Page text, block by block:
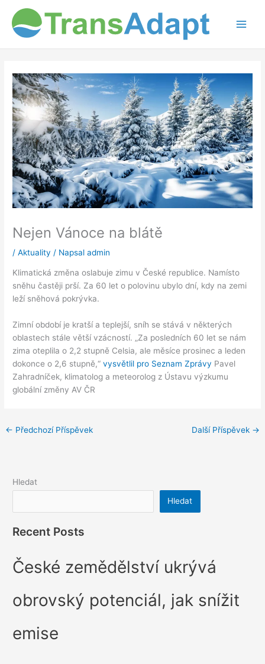
obsah
Nejen Vánoce na blátě
/Aktuality / Napsaladmin
Klimatická změna oslabuje zimu v České republice. Namísto
sněhu častěji prší. Za 60 let o polovinu ubylo dní, kdy na zemi
leží sněhová pokrývka.
Zimní období je kratší a teplejší, sníh se stává v některých
oblastech stále větší vzácností. „Za posledních 60 let se nám
zima oteplila o 2,2 stupně Celsia, ale měsíce prosinec a leden
dokonce o 2,6 stupně,“vysvětlil pro Seznam Zprávy Pavel
Zahradníček, klimatolog a meteorolog z Ústavu výzkumu
globální změny AV ČR
← Předchozí Příspěvek Další Příspěvek →
Hledat
Hledat
Recent Posts
České zemědělství ukrývá
obrovský potenciál, jak snížit
emise